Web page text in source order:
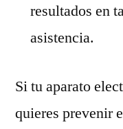
resultados en
asistencia.
Si tu aparato
quieres prevenir